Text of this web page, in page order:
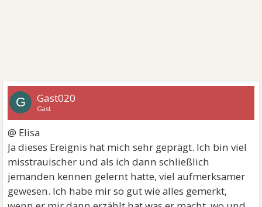
G Gast020
Gast
@ Elisa
Ja dieses Ereignis hat mich sehr geprägt. Ich bin viel
misstrauischer und als ich dann schließlich
jemanden kennen gelernt hatte, viel aufmerksamer
gewesen. Ich habe mir so gut wie alles gemerkt,